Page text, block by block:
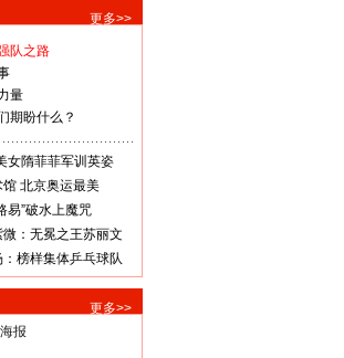
更多>>
队之路
量
期盼什么？
女隋菲菲军训英姿
馆 北京奥运最美
易”破水上魔咒
微：无冕之王苏丽文
：榜样集体乒乓球队
更多>>